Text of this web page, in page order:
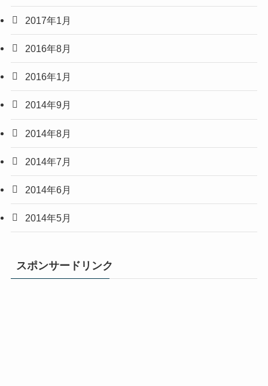
2017年1月
2016年8月
2016年1月
2014年9月
2014年8月
2014年7月
2014年6月
2014年5月
スポンサードリンク